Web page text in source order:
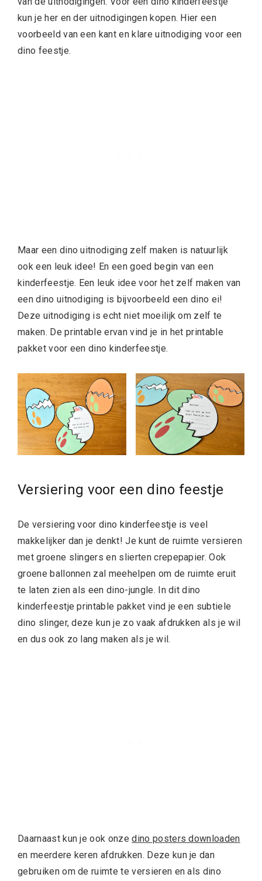
kun je her en der uitnodigingen kopen. Hier een
voorbeeld van een kant en klare uitnodiging voor een
dino feestje.
Maar een dino uitnodiging zelf maken is natuurlijk
ook een leuk idee! En een goed begin van een
kinderfeestje. Een leuk idee voor het zelf maken van
een dino uitnodiging is bijvoorbeeld een dino ei!
Deze uitnodiging is echt niet moeilijk om zelf te
maken. De printable ervan vind je in het printable
pakket voor een dino kinderfeestje.
Versiering voor een dino feestje
De versiering voor dino kinderfeestje is veel
makkelijker dan je denkt! Je kunt de ruimte versieren
met groene slingers en slierten crepepapier. Ook
groene ballonnen zal meehelpen om de ruimte eruit
te laten zien als een dino-jungle. In dit dino
kinderfeestje printable pakket vind je een subtiele
dino slinger, deze kun je zo vaak afdrukken als je wil
en dus ook zo lang maken als je wil.
Daarnaast kun je ook onzedino posters downloaden
en meerdere keren afdrukken. Deze kun je dan
gebruiken om de ruimte te versieren en als dino